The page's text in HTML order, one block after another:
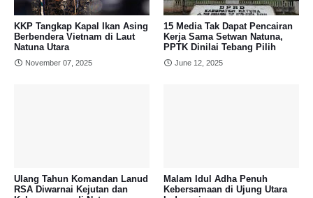
KKP Tangkap Kapal Ikan Asing
Berbendera Vietnam di Laut
Natuna Utara
November 07, 2025
15 Media Tak Dapat Pencairan
Kerja Sama Setwan Natuna,
PPTK Dinilai Tebang Pilih
June 12, 2025
Ulang Tahun Komandan Lanud
RSA Diwarnai Kejutan dan
Malam Idul Adha Penuh
Kebersamaan di Ujung Utara